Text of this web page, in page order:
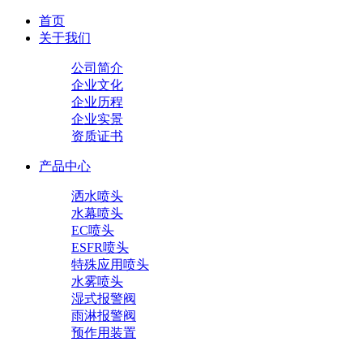
首页
关于我们
公司简介
企业文化
企业历程
企业实景
资质证书
产品中心
洒水喷头
水幕喷头
EC喷头
ESFR喷头
特殊应用喷头
水雾喷头
湿式报警阀
雨淋报警阀
预作用装置